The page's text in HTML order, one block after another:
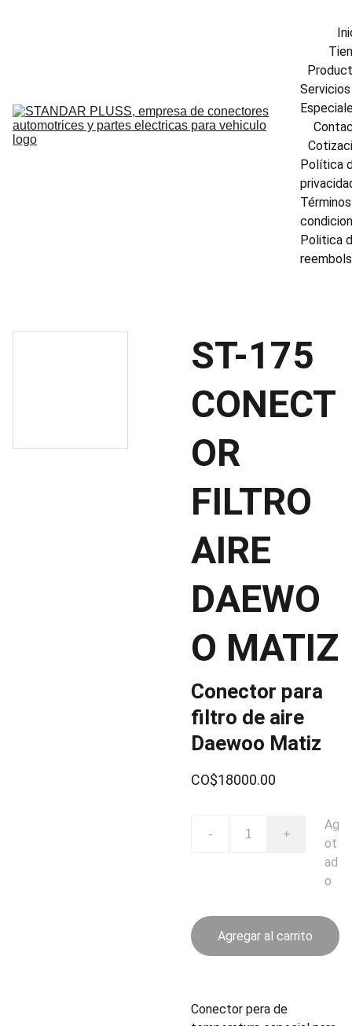
Servicios
Política
Politica
ST-175
CONECT
OR
FILTRO
AIRE
DAEWO
O MATIZ
Conector para
filtro de aire
Daewoo Matiz
CO$18000.00
- +
Ag
ot
ad
o
Agregar al carrito
Conector pera de